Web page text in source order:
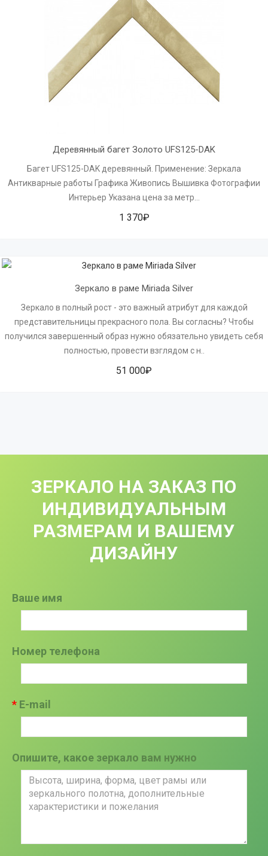
Деревянный багет Золото UFS125-DAK
Багет UFS125-DAK деревянный. Применение: Зеркала
Антикварные работы Графика Живопись Вышивка Фотографии
Интерьер Указана цена за метр...
1 370₽
Зеркало в раме Miriada Silver
Зеркало в полный рост - это важный атрибут для каждой
представительницы прекрасного пола. Вы согласны? Чтобы
получился завершенный образ нужно обязательно увидеть себя
полностью, провести взглядом с н..
51 000₽
ЗЕРКАЛО НА ЗАКАЗ ПО
ИНДИВИДУАЛЬНЫМ
РАЗМЕРАМ И ВАШЕМУ
ДИЗАЙНУ
Ваше имя
Номер телефона
E-mail
Опишите, какое зеркало вам нужно